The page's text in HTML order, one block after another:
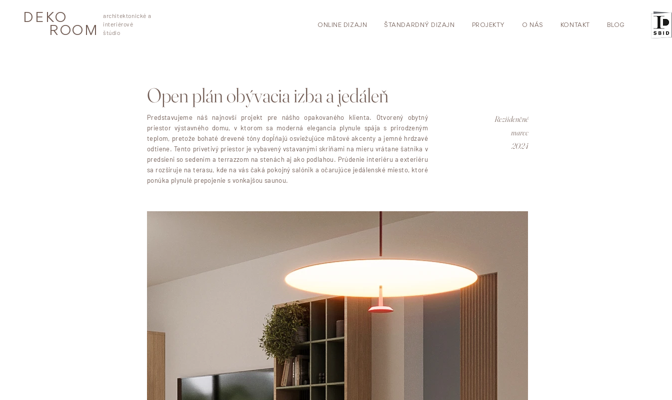
DEKO
ROOM
architektonické a
interiérové
štúdio
ONLINE DIZAJN ŠTANDARDNÝ DIZAJN PROJEKTY O NÁS KONTAKT BLOG
Open plán obývacia izba a jedáleň
Predstavujeme náš najnovší projekt pre nášho opakovaného klienta. Otvorený obytný
priestor výstavného domu, v ktorom sa moderná elegancia plynule spája s prirodzeným
teplom, pretože bohaté drevené tóny dopĺňajú osviežujúce mätové akcenty a jemné hrdzavé
odtiene. Tento prívetivý priestor je vybavený vstavanými skriňami na mieru vrátane šatníka v
predsieni so sedením a terrazzom na stenách aj ako podlahou. Prúdenie interiéru a exteriéru
sa rozširuje na terasu, kde na vás čaká pokojný salónik a očarujúce jedálenské miesto, ktoré
ponúka plynulé prepojenie s vonkajšou saunou.
Reziidenčné
marec
2024